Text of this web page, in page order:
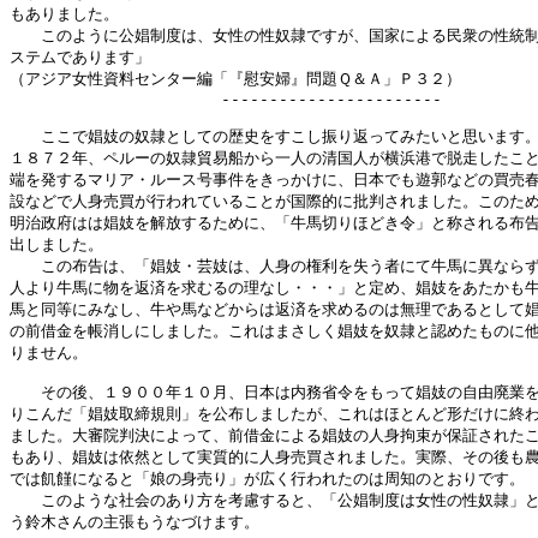
もありました。
このように公娼制度は、女性の性奴隷ですが、国家による民衆の性統
ステムであります」
（アジア女性資料センター編「『慰安婦』問題Ｑ＆Ａ」Ｐ３２）
                      -----------------------
ここで娼妓の奴隷としての歴史をすこし振り返ってみたいと思います
１８７２年、ペルーの奴隷貿易船から一人の清国人が横浜港で脱走したこ
端を発するマリア・ルース号事件をきっかけに、日本でも遊郭などの買売
設などで人身売買が行われていることが国際的に批判されました。このた
明治政府はは娼妓を解放するために、「牛馬切りほどき令」と称される布
出しました。
この布告は、「娼妓・芸妓は、人身の権利を失う者にて牛馬に異なら
人より牛馬に物を返済を求むるの理なし・・・」と定め、娼妓をあたかも
馬と同等にみなし、牛や馬などからは返済を求めるのは無理であるとして
の前借金を帳消しにしました。これはまさしく娼妓を奴隷と認めたものに
りません。
その後、１９００年１０月、日本は内務省令をもって娼妓の自由廃業
りこんだ「娼妓取締規則」を公布しましたが、これはほとんど形だけに終
ました。大審院判決によって、前借金による娼妓の人身拘束が保証された
もあり、娼妓は依然として実質的に人身売買されました。実際、その後も
では飢饉になると「娘の身売り」が広く行われたのは周知のとおりです。
このような社会のあり方を考慮すると、「公娼制度は女性の性奴隷」
う鈴木さんの主張もうなづけます。